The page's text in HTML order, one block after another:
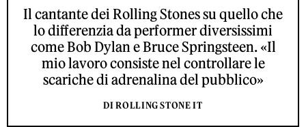
Il cantante dei Rolling Stones su quello che
lo differenzia da performer diversissimi
come Bob Dylan e Bruce Springsteen. «Il
mio lavoro consiste nel controllare le
scariche di adrenalina del pubblico»
DI ROLLING STONE IT